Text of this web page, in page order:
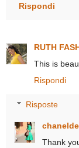
Rispondi
RUTH
This is
Rispondi
Risposte
Thank